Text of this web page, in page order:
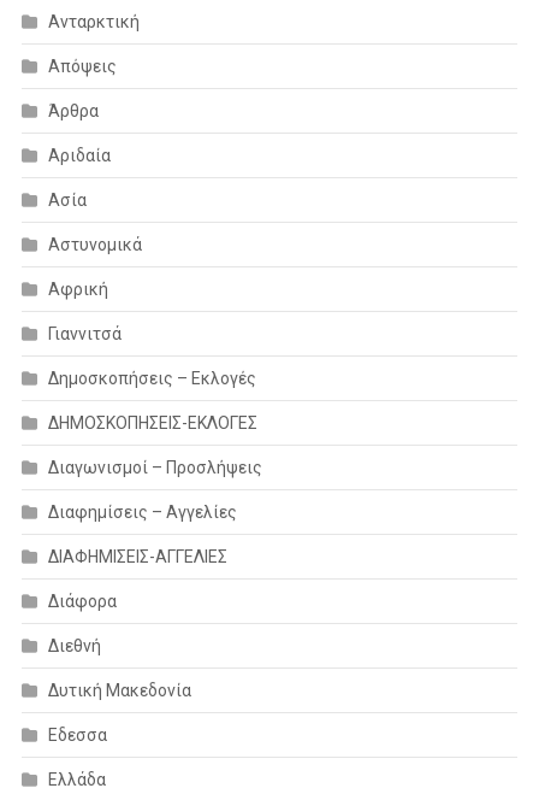
Ανταρκτική
Απόψεις
Άρθρα
Αριδαία
Ασία
Αστυνομικά
Αφρική
Γιαννιτσά
Δημοσκοπήσεις – Εκλογές
ΔΗΜΟΣΚΟΠΗΣΕΙΣ-ΕΚΛΟΓΕΣ
Διαγωνισμοί – Προσλήψεις
Διαφημίσεις – Αγγελίες
ΔΙΑΦΗΜΙΣΕΙΣ-ΑΓΓΕΛΙΕΣ
Διάφορα
Διεθνή
Δυτική Μακεδονία
Εδεσσα
Ελλάδα